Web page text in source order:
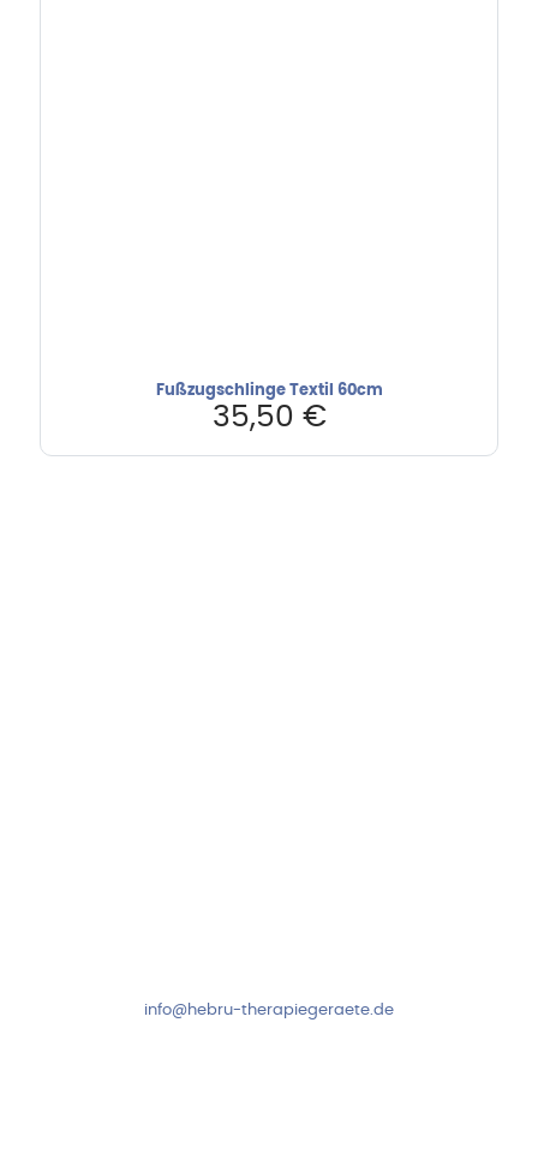
Fußzugschlinge Textil 60cm
35,50 €
info@hebru-therapiegeraete.de